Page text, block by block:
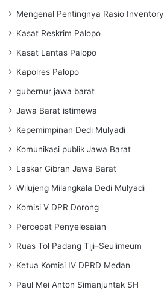
Mengenal Pentingnya Rasio Inventory
Kasat Reskrim Palopo
Kasat Lantas Palopo
Kapolres Palopo
gubernur jawa barat
Jawa Barat istimewa
Kepemimpinan Dedi Mulyadi
Komunikasi publik Jawa Barat
Laskar Gibran Jawa Barat
Wilujeng Milangkala Dedi Mulyadi
Komisi V DPR Dorong
Percepat Penyelesaian
Ruas Tol Padang Tiji–Seulimeum
Ketua Komisi IV DPRD Medan
Paul Mei Anton Simanjuntak SH